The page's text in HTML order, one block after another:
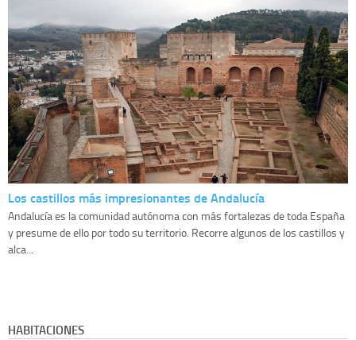
Los castillos más impresionantes de Andalucía
Andalucía es la comunidad autónoma con más fortalezas de toda España
y presume de ello por todo su territorio. Recorre algunos de los castillos y
alca...
HABITACIONES